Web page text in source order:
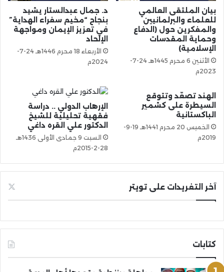
بيان الملتقى العالمي
للعلماء والبرلمانيين
والمفكرين حول (الدفاع
وحماية المقدسات
الإسلامية)
الأثنين 6 محرم 1445هـ 24-7-
2023م
د. جمال عبدالستار يشيد
بنجاح “مخيم سفراء الهداية”
في تعزيز الإيمان ومواجهة
الإلحاد
الأربعاء 18 محرم 1446هـ 24-7-
2024م
الهند تصعّد وتتوقع
السيطرة على كشمير
الباكستانية
الخميس 20 محرم 1441هـ 19-9-
2019م
الإرهاب الدولي .. دراسة
فقهية تحليلية للشيخ
الدكتور علي القره داغي
السبت 9 جمادى الأولى 1436هـ
28-2-2015م
آخر التغريدات على تويتر
كتابات